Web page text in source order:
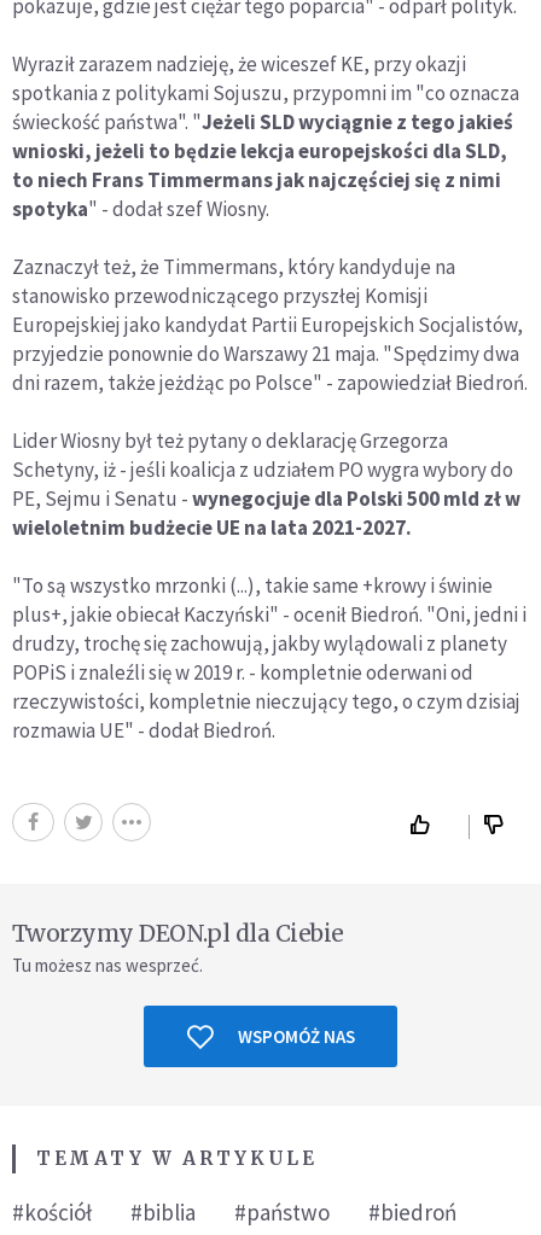
pokazuje, gdzie jest ciężar tego poparcia" - odparł polityk.
Wyraził zarazem nadzieję, że wiceszef KE, przy okazji
spotkania z politykami Sojuszu, przypomni im "co oznacza
świeckość państwa". "Jeżeli SLD wyciągnie z tego jakieś
wnioski, jeżeli to będzie lekcja europejskości dla SLD,
to niech Frans Timmermans jak najczęściej się z nimi
spotyka" - dodał szef Wiosny.
Zaznaczył też, że Timmermans, który kandyduje na
stanowisko przewodniczącego przyszłej Komisji
Europejskiej jako kandydat Partii Europejskich Socjalistów,
przyjedzie ponownie do Warszawy 21 maja. "Spędzimy dwa
dni razem, także jeżdżąc po Polsce" - zapowiedział Biedroń.
Lider Wiosny był też pytany o deklarację Grzegorza
Schetyny, iż - jeśli koalicja z udziałem PO wygra wybory do
PE, Sejmu i Senatu -wynegocjuje dla Polski 500 mld zł w
wieloletnim budżecie UE na lata 2021-2027.
"To są wszystko mrzonki (...), takie same +krowy i świnie
plus+, jakie obiecał Kaczyński" - ocenił Biedroń. "Oni, jedni i
drudzy, trochę się zachowują, jakby wylądowali z planety
POPiS i znaleźli się w 2019 r. - kompletnie oderwani od
rzeczywistości, kompletnie nieczujący tego, o czym dzisiaj
rozmawia UE" - dodał Biedroń.
Tworzymy DEON.pl dla Ciebie
Tu możesz nas wesprzeć.
WSPOMÓŻ NAS
TEMATY W ARTYKULE
#kościół #biblia #państwo
#biedroń